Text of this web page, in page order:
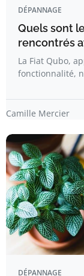
DÉPANNAGE
Quels sont
rencontrés
La Fiat Qubo,
fonctionnalité,
Camille Mercier
DÉPANNAGE